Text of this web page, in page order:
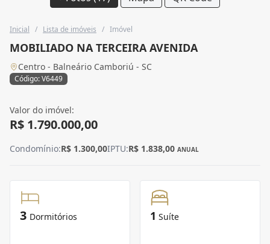
Inicial / Lista de imóveis / Imóvel
MOBILIADO NA TERCEIRA AVENIDA
Centro - Balneário Camboriú - SC
Código: V6449
Valor do imóvel:
R$ 1.790.000,00
Condomínio:R$ 1.300,00IPTU:R$ 1.838,00 ANUAL
3 Dormitórios 1 Suíte